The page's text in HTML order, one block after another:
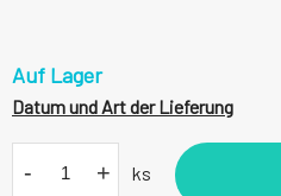
Auf Lager
Datum und Art der Lieferung
- + ks